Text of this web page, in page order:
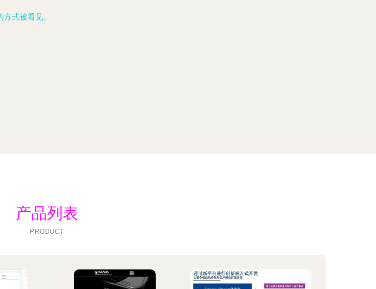
式被看见。
产品列表
PRODUCT